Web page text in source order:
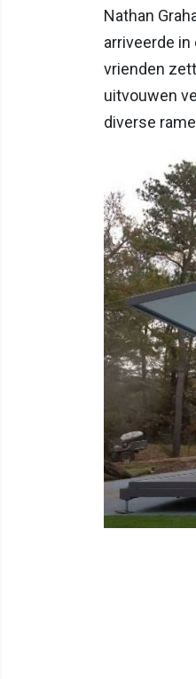
Nathan
arriveerde
vrienden
uitvouwen
diverse